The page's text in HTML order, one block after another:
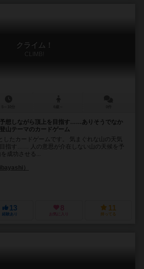
クライム！
CLIMB!
想しながら頂上を目指す……ありそうでなか
山テーマのカードゲーム
したカードゲームです。 気まぐれな山の天気
指す…… 人の意思が介在しない山の天候を予
成功させる...
）
13
経験あり
8
お気に入り
11
持ってる